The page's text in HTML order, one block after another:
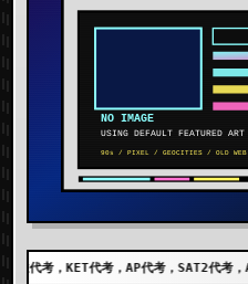
AP代考，SAT2代考，A-LEVEL代